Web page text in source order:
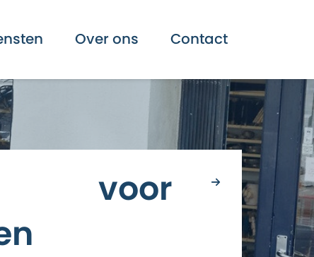
Over ons Contact
voor